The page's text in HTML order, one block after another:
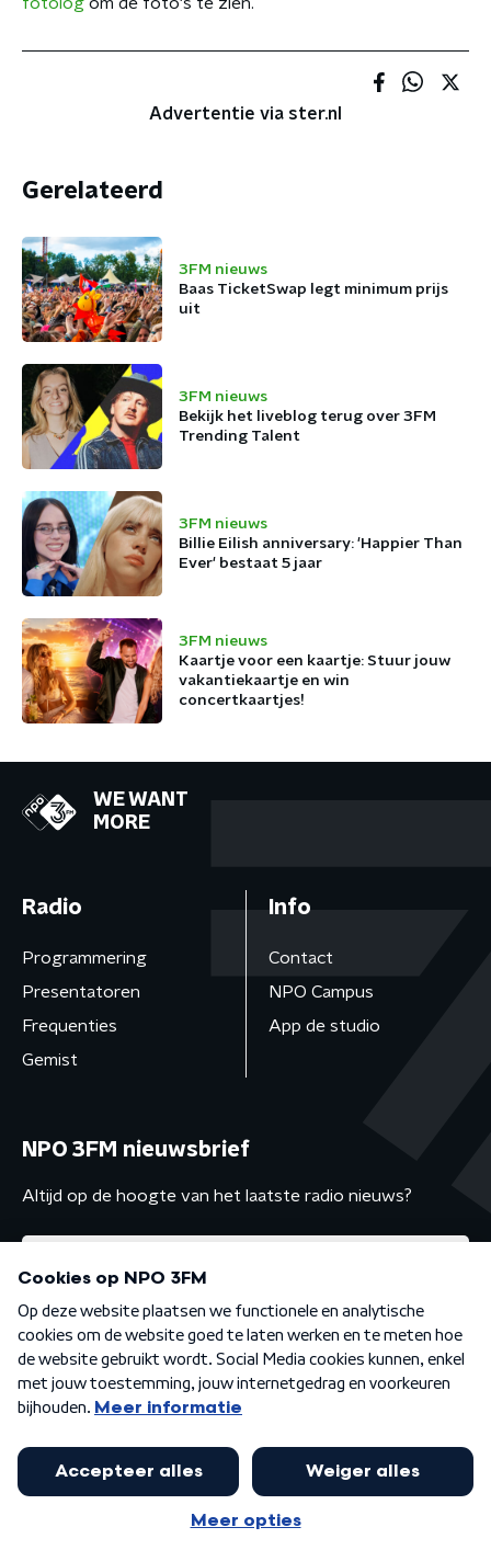
Advertentie via ster.nl
Gerelateerd
3FM nieuws
Baas TicketSwap legt minimum prijs
uit
3FM nieuws
Bekijk het liveblog terug over 3FM
Trending Talent
3FM nieuws
Billie Eilish anniversary: 'Happier Than
Ever' bestaat 5 jaar
3FM nieuws
Kaartje voor een kaartje: Stuur jouw
vakantiekaartje en win
concertkaartjes!
WE WANT
MORE
Radio
Programmering
Presentatoren
Frequenties
Gemist
Info
Contact
NPO Campus
App de studio
NPO 3FM nieuwsbrief
Altijd op de hoogte van het laatste radio nieuws?
Algemene voorwaarden Privacybeleid